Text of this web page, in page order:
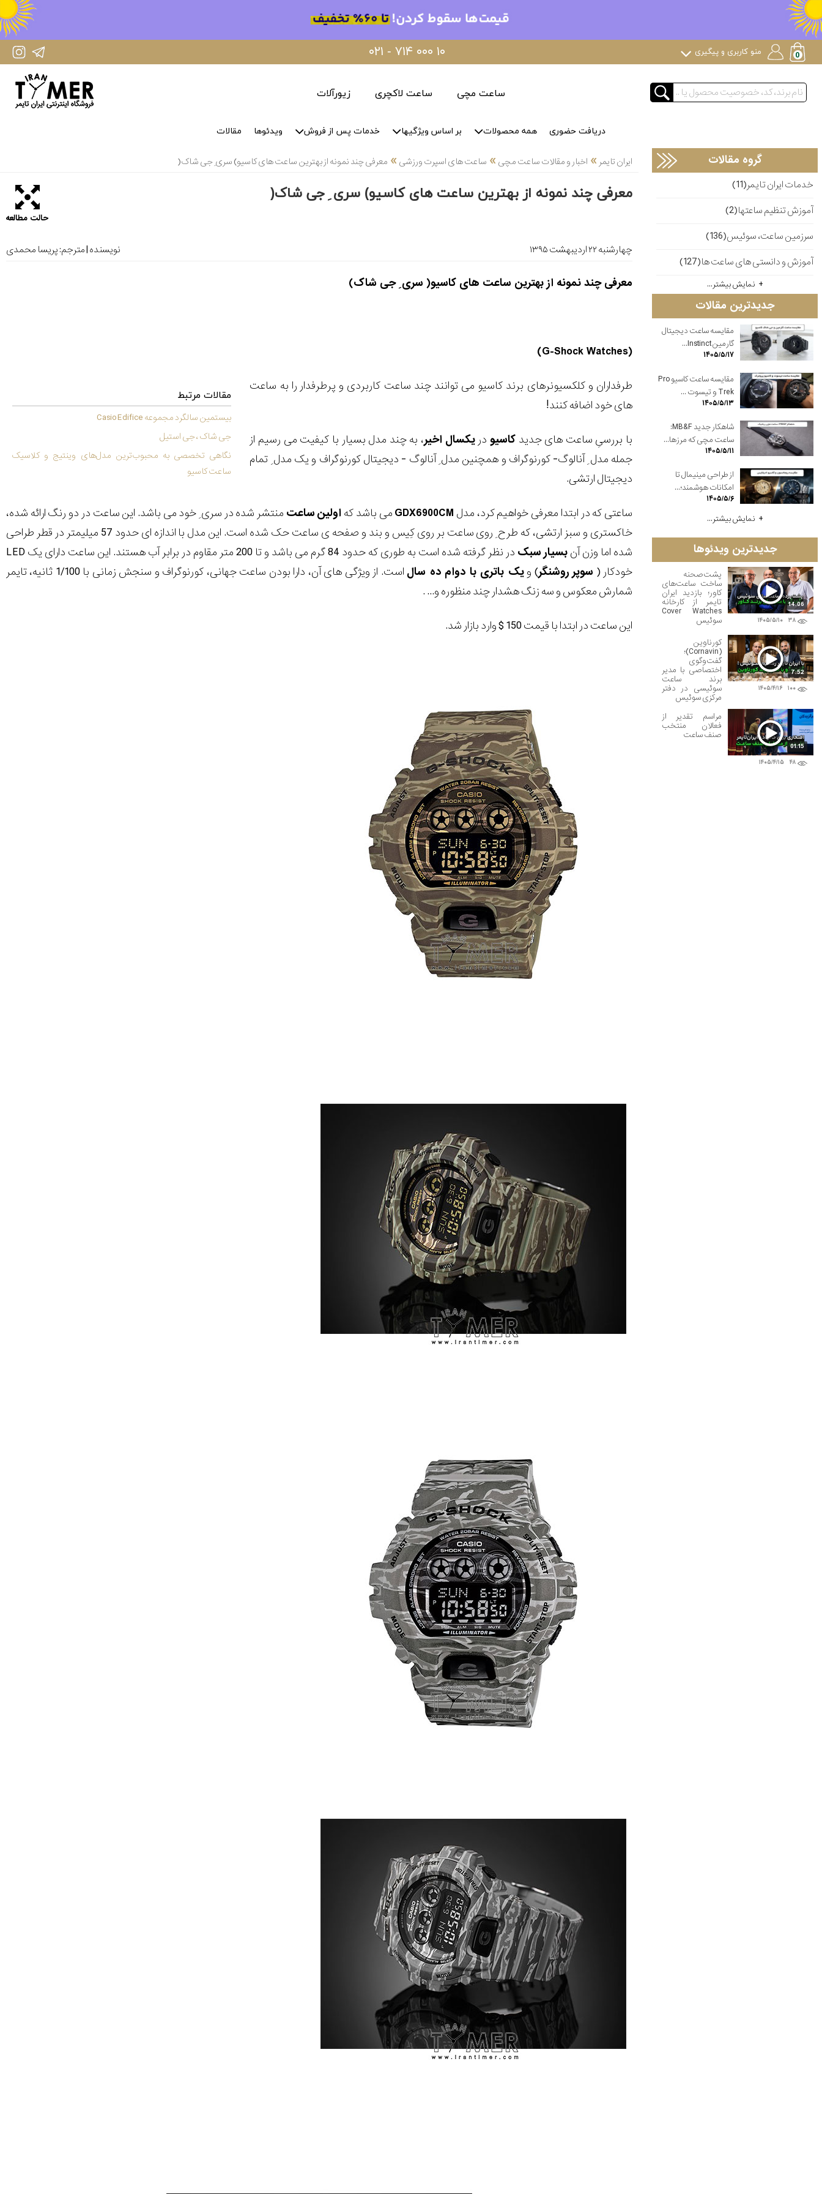
IranTimer Instagram Page ۰۲۱ - ۷۱۴ ۰۰۰ ۱۰ منو کاربری و پیگیری
ساعت مچی ساعت لاکچری زیورآلات
دریافت حضوری همه محصولات بر اساس ویژگیها خدمات پس از فروش ویدئوها مقالات
ایران تایمر » اخبار و مقالات ساعت مچی» ساعت های اسپرت ورزشی» معرفی چند نمونه از بهترین ساعت های کاسیو) سری ِ جی شاک(
معرفی چند نمونه از بهترین ساعت های کاسیو) سری ِ جی شاک(
حالت مطالعه
چهارشنبه ۲۲ ارديبهشت ۱۳۹۵ نویسنده | مترجم:پریسا محمدی
معرفی چند نمونه از بهترین ساعت های کاسیو) سری ِ جی شاک(
(G-Shock Watches)
مقالات مرتبط
بیستمین سالگرد مجموعه Casio Edifice
جی شاک ، جی استیل
نگاهی تخصصی به محبوب‌ترین مدل‌های وینتیج و کلاسیک
ساعت کاسیو
طرفداران و کلکسیونرهای برند کاسیو می توانند چند ساعت کاربردی و پرطرفدار را به ساعت
های خود اضافه کنند!
با بررسیِ ساعت های جدیدکاسیو دریکسال اخیر، به چند مدل بسیار با کیفیت می رسیم از
جمله مدل ِ آنالوگ- کورنوگراف و همچنین مدل ِ آنالوگ - دیجیتال کورنوگراف و یک مدل ِ تمام
دیجیتال ارتشی.
ساعتی که در ابتدا معرفی خواهیم کرد، مدل GDX6900CMمی باشد که اولینساعت منتشر شده در سری ِ خود می باشد. این ساعت در دو رنگ ارائه شده،
خاکستری و سبز ارتشی، که طرح ِ روی ساعت بر روی کِیس و بند و صفحه ی ساعت حک شده است. این مدل با اندازه ای حدود 57 میلیمتر در قطر طراحی
شده اما وزن آنبسیارسبک در نظر گرفته شده است به طوری که حدود 84 گرم می باشد و تا 200 متر مقاوم در برابر آب هستند. این ساعت دارای یک
LED
خودکار ( سوپرروشنگر) ویک باتری با دوام ده سال
است. از ویژگی های آن، دارا بودن ساعت جهانی، کورنوگراف و سنجش زمانی با 1/100 ثانیه، تایمر
شمارش معکوس و سه زنگ هشدار چند منظوره و... .
این ساعت در ابتدا با قیمت 150 $ وارد بازار شد.
گروه مقالات
خدمات ایران تایمر(11)
آموزش تنظیم ساعتها(2)
سرزمین ساعت، سوئیس(136)
آموزش و دانستی های ساعت ها(127)
نمایش بیشتر...
جدیدترین مقالات
مقایسه ساعت دیجیتال
گارمین Instinct...
۱۴۰۵/۵/۱۷
مقایسه ساعت کاسیو Pro
Trek و تیسوت ...
۱۴۰۵/۵/۱۳
شاهکار جدید MB&F:
ساعت مچی که مرزها...
۱۴۰۵/۵/۱۱
از طراحی مینیمال تا
امکانات هوشمند؛...
۱۴۰۵/۵/۶
نمایش بیشتر...
جدیدترین ویدئوها
۳۸ ۱۴۰۵/۵/۱۰
14:06
پشت‌صحنه
ساخت ساعت‌های
کاور؛ بازدید ایران
تایمر از کارخانه
Cover Watches
سوئیس
۱۰۰ ۱۴۰۵/۴/۱۶
7:52
کورناوین
(Cornavin)؛
گفت‌وگوی
اختصاصی با مدیر
برند ساعت
سوئیسی در دفتر
مرکزی سوئیس
۴۸ ۱۴۰۵/۴/۱۵
01:15
مراسم تقدیر از
فعالان منتخب
صنف ساعت